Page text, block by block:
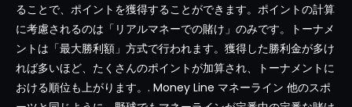
ることで、ポイントを獲得することができます。ポイントの計算
に考慮されるのは「リアルマネーでの賭け」のみです。トーナメ
ントは「最大勝利額」方式で行われます。獲得した勝利金が多け
れば多いほど、たくさんのポイントが加算され、トーナメントに
おける順位も上がります。. Money Line マネーライン 他のスポ